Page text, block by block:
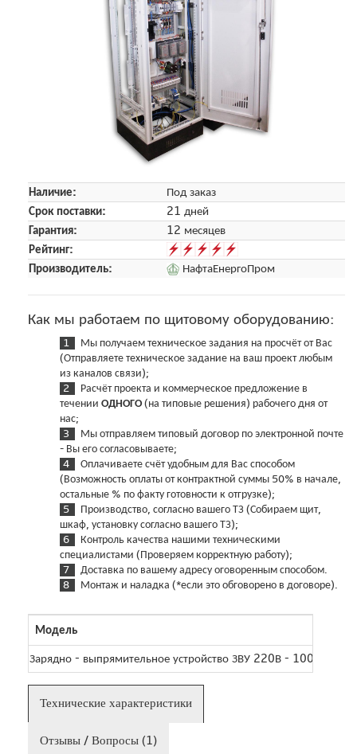
Наличие:
Под заказ
Срок поставки:
21 дней
Гарантия:
12 месяцев
Рейтинг:
Производитель:
НафтаЕнергоПром
Как мы работаем по щитовому оборудованию:
Мы получаем техническое задания на просчёт от Вас
(Отправляете техническое задание на ваш проект любым
из каналов связи);
Расчёт проекта и коммерческое предложение в
течении ОДНОГО(на типовые решения) рабочего дня от
нас;
Мы отправляем типовый договор по электронной почте
- Вы его согласовываете;
Оплачиваете счёт удобным для Вас способом
(Возможность оплаты от контрактной суммы 50% в начале,
остальные % по факту готовности к отгрузке);
Производство, согласно вашего ТЗ (Собираем щит,
шкаф, установку согласно вашего ТЗ);
Контроль качества нашими техническими
специалистами (Проверяем корректную работу);
Доставка по вашему адресу оговоренным способом.
Монтаж и наладка (*если это обговорено в договоре).
Модель
Зарядно - выпрямительное устройство ЗВУ 220В - 100 А
Технические характеристики
Отзывы / Вопросы (1)